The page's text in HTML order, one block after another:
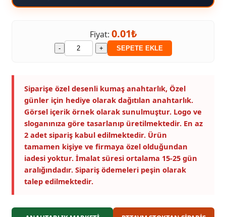
Fiyat: 0.01₺
- + SEPETE EKLE
Siparişe özel desenli kumaş anahtarlık, Özel
günler için hediye olarak dağıtılan anahtarlık.
Görsel içerik örnek olarak sunulmuştur. Logo ve
sloganınıza göre tasarlanıp üretilmektedir. En az
2 adet sipariş kabul edilmektedir. Ürün
tamamen kişiye ve firmaya özel olduğundan
iadesi yoktur. İmalat süresi ortalama 15-25 gün
aralığındadır. Sipariş ödemeleri peşin olarak
talep edilmektedir.